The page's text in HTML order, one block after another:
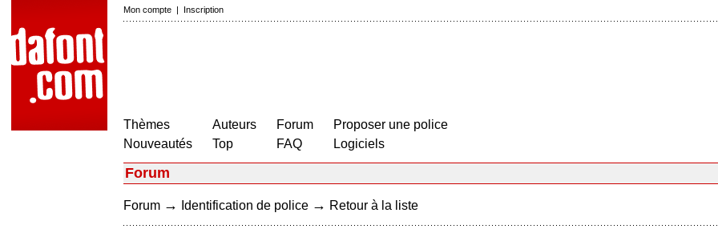
Mon compte | Inscription
Thèmes
Nouveautés
Auteurs
Top
Forum
FAQ
Proposer une police
Logiciels
Forum
Forum → Identification de police → Retour à la liste